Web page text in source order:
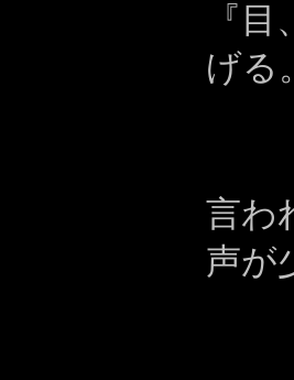
『
げる
言わ
声が